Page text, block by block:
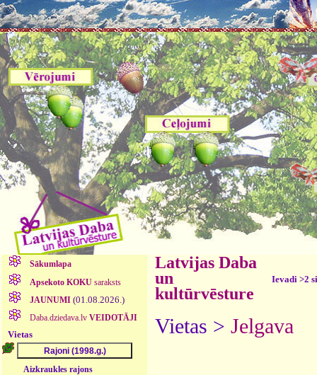
Sākumlapa
Apsekoto KOKUsaraksts
JAUNUMI (01.08.2026.)
Daba.dziedava.lv VEIDOTĀJI
Vietas
Aizkraukles rajons
Latvijas Daba
un
kultūrvēsture
Ievadi >2
Vietas > Jelgava